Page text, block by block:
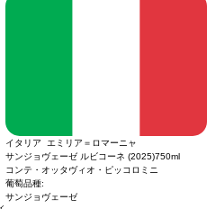
イタリア エミリア＝ロマーニャ
サンジョヴェーゼ ルビコーネ (2025)750ml
コンテ・オッタヴィオ・ピッコロミニ
葡萄品種:
サンジョヴェーゼ